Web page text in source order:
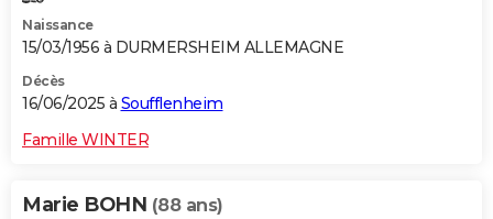
Naissance
15/03/1956 à DURMERSHEIM ALLEMAGNE
Décès
16/06/2025 à Soufflenheim
Famille WINTER
Marie BOHN (88 ans)